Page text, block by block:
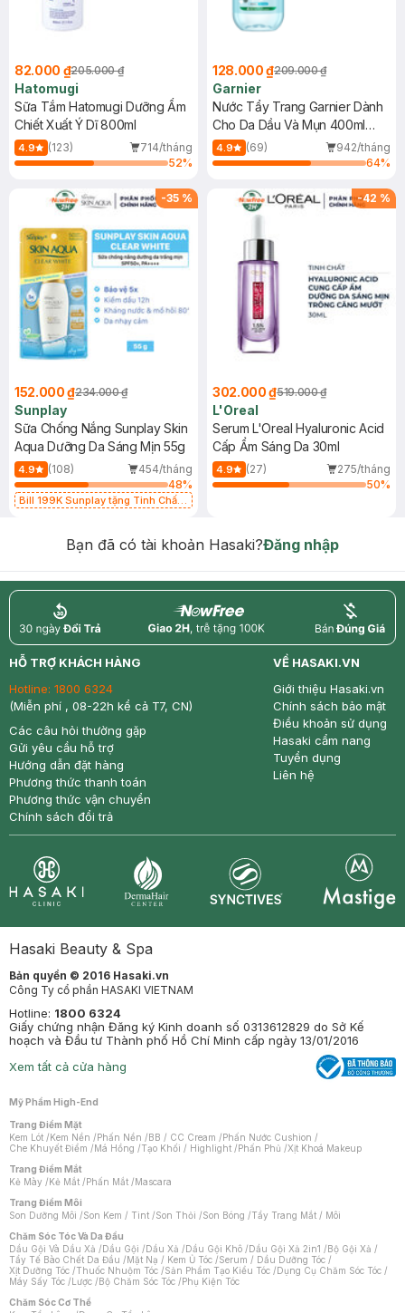
82.000 ₫205.000 ₫
Hatomugi
Sữa Tắm Hatomugi Dưỡng Ẩm
Chiết Xuất Ý Dĩ 800ml
4.9 (123)
714/tháng
52%
128.000 ₫209.000 ₫
Garnier
Nước Tẩy Trang Garnier Dành
Cho Da Dầu Và Mụn 400ml
(Mới)
4.9 (69)
942/tháng
64%
-35 %
152.000 ₫234.000 ₫
Sunplay
Sữa Chống Nắng Sunplay Skin
Aqua Dưỡng Da Sáng Mịn 55g
4.9 (108)
454/tháng
48%
Bill 199K Sunplay tặng Tinh Chất
-42 %
302.000 ₫519.000 ₫
L'Oreal
Serum L'Oreal Hyaluronic Acid
Cấp Ẩm Sáng Da 30ml
4.9 (27)
275/tháng
50%
Bạn đã có tài khoản Hasaki?Đăng nhập
return nowfree price
HỖ TRỢ KHÁCH HÀNG
Hotline: 1800 6324
(Miễn phí , 08-22h kể cả T7, CN)
Các câu hỏi thường gặp
Gửi yêu cầu hỗ trợ
Hướng dẫn đặt hàng
Phương thức thanh toán
Phương thức vận chuyển
Chính sách đổi trả
VỀ HASAKI.VN
Giới thiệu Hasaki.vn
Chính sách bảo mật
Điều khoản sử dụng
Hasaki cẩm nang
Tuyển dụng
Liên hệ
Hasaki Beauty & Spa
Bản quyền © 2016 Hasaki.vn
Công Ty cổ phần HASAKI VIETNAM
Hotline: 1800 6324
Giấy chứng nhận Đăng ký Kinh doanh số 0313612829 do Sở Kế
hoạch và Đầu tư Thành phố Hồ Chí Minh cấp ngày 13/01/2016
Xem tất cả cửa hàng
Mỹ Phẩm High-End
Trang Điểm Mặt
Kem Lót /Kem Nền /Phấn Nền /BB / CC Cream /Phấn Nước Cushion /
Che Khuyết Điểm /Má Hồng /Tạo Khối / Highlight /Phấn Phủ /Xịt Khoá Makeup
Trang Điểm Mắt
Kẻ Mày /Kẻ Mắt /Phấn Mắt /Mascara
Trang Điểm Môi
Son Dưỡng Môi /Son Kem / Tint /Son Thỏi /Son Bóng /Tẩy Trang Mắt / Môi
Chăm Sóc Tóc Và Da Đầu
Dầu Gội Và Dầu Xả /Dầu Gội /Dầu Xả /Dầu Gội Khô /Dầu Gội Xả 2in1 /Bộ Gội Xả /
Tẩy Tế Bào Chết Da Đầu /Mặt Nạ / Kem Ủ Tóc /Serum / Dầu Dưỡng Tóc /
Xịt Dưỡng Tóc /Thuốc Nhuộm Tóc /Sản Phẩm Tạo Kiểu Tóc /Dụng Cụ Chăm Sóc Tóc /
Máy Sấy Tóc /Lược /Bộ Chăm Sóc Tóc /Phụ Kiện Tóc
Chăm Sóc Cơ Thể